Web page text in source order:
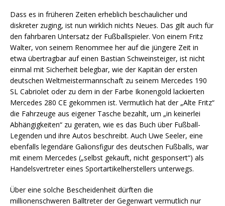
Dass es in früheren Zeiten erheblich beschaulicher und
diskreter zuging, ist nun wirklich nichts Neues. Das gilt auch für
den fahrbaren Untersatz der Fußballspieler. Von einem Fritz
Walter, von seinem Renommee her auf die jüngere Zeit in
etwa übertragbar auf einen Bastian Schweinsteiger, ist nicht
einmal mit Sicherheit belegbar, wie der Kapitän der ersten
deutschen Weltmeistermannschaft zu seinem Mercedes 190
SL Cabriolet oder zu dem in der Farbe Ikonengold lackierten
Mercedes 280 CE gekommen ist. Vermutlich hat der „Alte Fritz“
die Fahrzeuge aus eigener Tasche bezahlt, um „in keinerlei
Abhängigkeiten“ zu geraten, wie es das Buch über Fußball-
Legenden und ihre Autos beschreibt. Auch Uwe Seeler, eine
ebenfalls legendäre Galionsfigur des deutschen Fußballs, war
mit einem Mercedes („selbst gekauft, nicht gesponsert“) als
Handelsvertreter eines Sportartikelherstellers unterwegs.
Über eine solche Bescheidenheit dürften die
millionenschweren Balltreter der Gegenwart vermutlich nur